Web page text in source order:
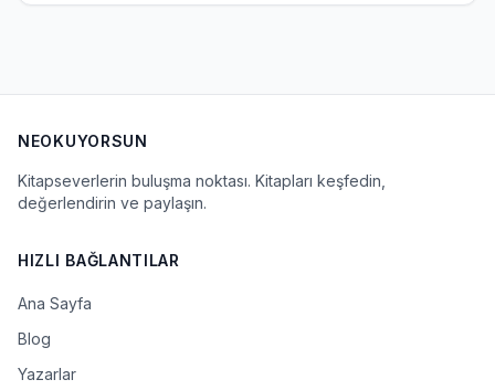
NEOKUYORSUN
Kitapseverlerin buluşma noktası. Kitapları keşfedin,
değerlendirin ve paylaşın.
HIZLI BAĞLANTILAR
Ana Sayfa
Blog
Yazarlar